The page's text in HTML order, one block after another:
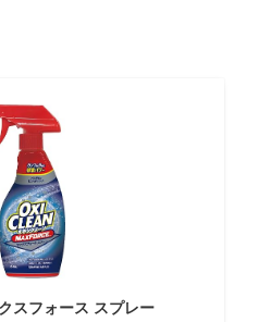
スフォース スプレー